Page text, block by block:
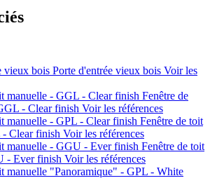
Porte d'entrée vieux bois Voir les
Fenêtre de
- Clear finish Voir les références
Fenêtre de toit
Clear finish Voir les références
Fenêtre de toit
- Ever finish Voir les références